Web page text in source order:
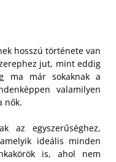
hosszú története van
jut, mint eddig
ma már sokaknak a
valamilyen
nők.
az egyszerűséghez,
ideális minden
is, ahol nem